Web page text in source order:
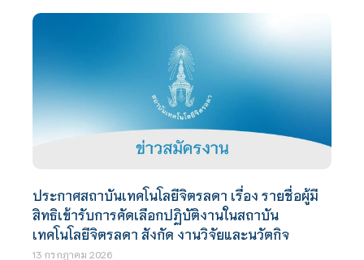
ประกาศสถาบันเทคโนโลยีจิตรลดา เรื่อง รายชื่อผู้มี
สิทธิเข้ารับการคัดเลือกปฏิบัติงานในสถาบัน
เทคโนโลยีจิตรลดา สังกัด งานวิจัยและนวัตกิจ
13 กรกฎาคม 2026